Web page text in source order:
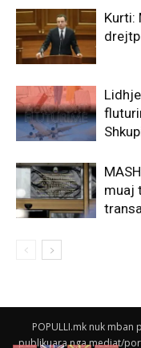
Kurti:
muaj
POPULLI.mk nuk
publikuara nga mediat/